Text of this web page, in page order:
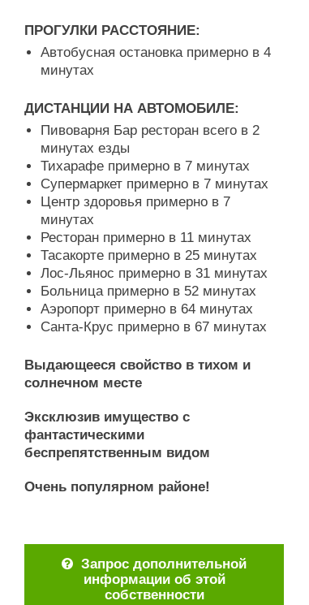
ПРОГУЛКИ РАССТОЯНИЕ:
Автобусная остановка примерно в 4
минутах
ДИСТАНЦИИ НА АВТОМОБИЛЕ:
Пивоварня Бар ресторан всего в 2
минутах езды
Тихарафе примерно в 7 минутах
Супермаркет примерно в 7 минутах
Центр здоровья примерно в 7
минутах
Ресторан примерно в 11 минутах
Тасакорте примерно в 25 минутах
Лос-Льянос примерно в 31 минутах
Больница примерно в 52 минутах
Аэропорт примерно в 64 минутах
Санта-Крус примерно в 67 минутах
Выдающееся свойство в тихом и
солнечном месте
Эксклюзив имущество с
фантастическими
беспрепятственным видом
Очень популярном районе!
Запрос дополнительной
информации об этой
собственности